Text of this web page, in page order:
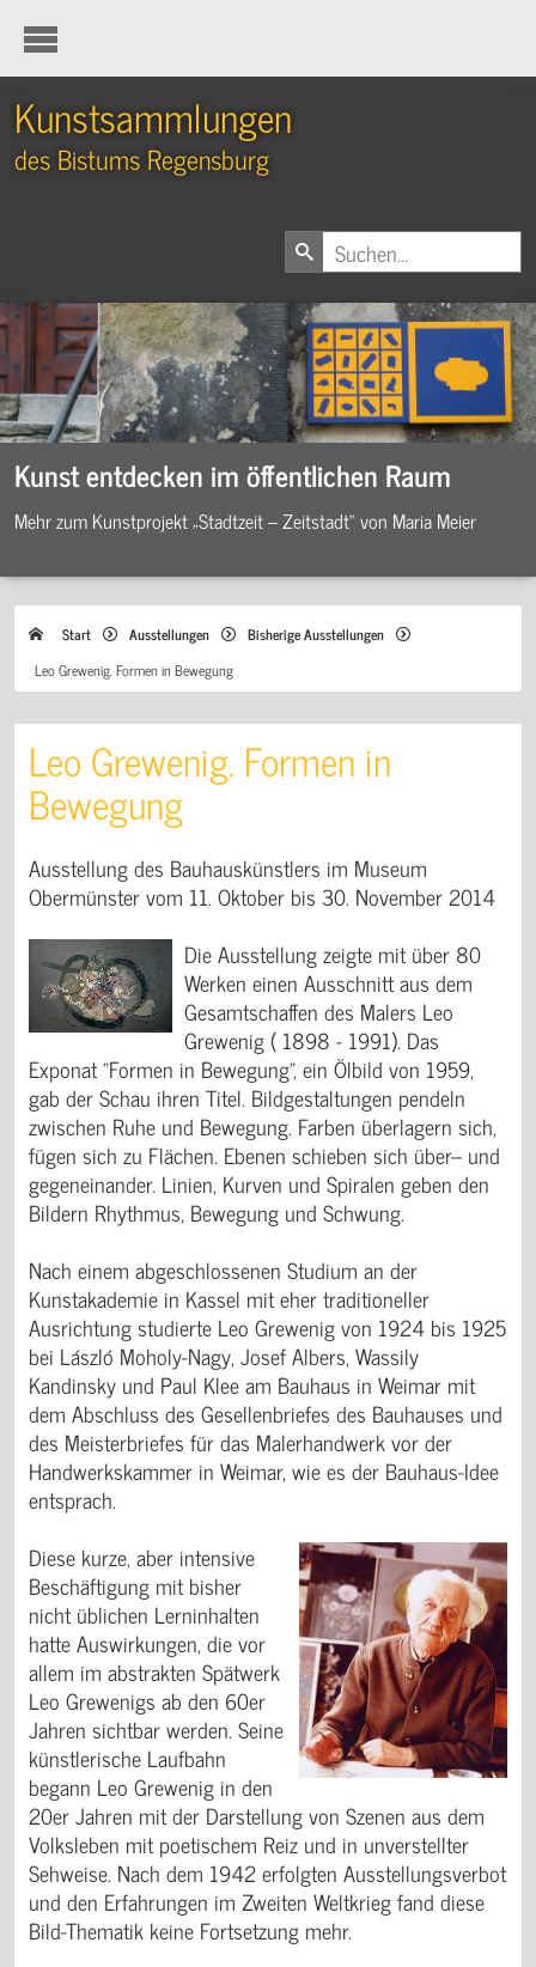
Kunstsammlungen
des Bistums Regensburg
Kunst entdecken im öffentlichen Raum
Mehr zum Kunstprojekt „Stadtzeit – Zeitstadt“ von Maria Meier
Start Ausstellungen
Bisherige Ausstellungen
Leo Grewenig. Formen in Bewegung
Leo Grewenig. Formen in
Bewegung
Ausstellung des Bauhauskünstlers im Museum
Obermünster vom 11. Oktober bis 30. November 2014
Die Ausstellung zeigte mit über 80
Werken einen Ausschnitt aus dem
Gesamtschaffen des Malers Leo
Grewenig ( 1898 - 1991). Das
Exponat "Formen in Bewegung", ein Ölbild von 1959,
gab der Schau ihren Titel. Bildgestaltungen pendeln
zwischen Ruhe und Bewegung. Farben überlagern sich,
fügen sich zu Flächen. Ebenen schieben sich über– und
gegeneinander. Linien, Kurven und Spiralen geben den
Bildern Rhythmus, Bewegung und Schwung.
Nach einem abgeschlossenen Studium an der
Kunstakademie in Kassel mit eher traditioneller
Ausrichtung studierte Leo Grewenig von 1924 bis 1925
bei László Moholy-Nagy, Josef Albers, Wassily
Kandinsky und Paul Klee am Bauhaus in Weimar mit
dem Abschluss des Gesellenbriefes des Bauhauses und
des Meisterbriefes für das Malerhandwerk vor der
Handwerkskammer in Weimar, wie es der Bauhaus-Idee
entsprach.
Diese kurze, aber intensive
Beschäftigung mit bisher
nicht üblichen Lerninhalten
hatte Auswirkungen, die vor
allem im abstrakten Spätwerk
Leo Grewenigs ab den 60er
Jahren sichtbar werden. Seine
künstlerische Laufbahn
begann Leo Grewenig in den
20er Jahren mit der Darstellung von Szenen aus dem
Volksleben mit poetischem Reiz und in unverstellter
Sehweise. Nach dem 1942 erfolgten Ausstellungsverbot
und den Erfahrungen im Zweiten Weltkrieg fand diese
Bild-Thematik keine Fortsetzung mehr.